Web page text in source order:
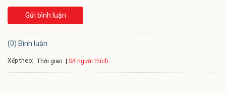
Gửi bình luận
(0) Bình luận
Xếp theo: Thời gian Số người thích